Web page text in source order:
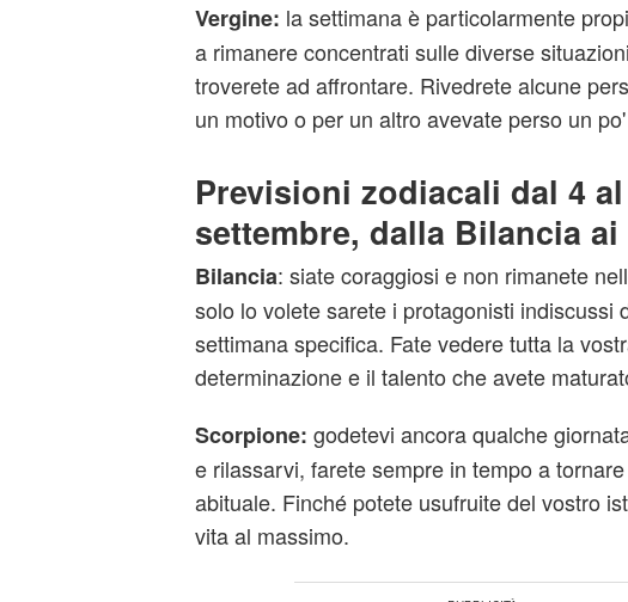
Vergine: la settimana è particolarmente
a rimanere concentrati sulle diverse
troverete ad affrontare. Rivedrete alcune
un motivo o per un altro avevate perso un
Previsioni zodiacali dal 4 al
settembre, dalla Bilancia ai
Bilancia: siate coraggiosi e non rimanete
solo lo volete sarete i protagonisti indiscussi
settimana specifica. Fate vedere tutta la
determinazione e il talento che avete
Scorpione: godetevi ancora qualche
e rilassarvi, farete sempre in tempo a
abituale. Finché potete usufruite del vostro
vita al massimo.